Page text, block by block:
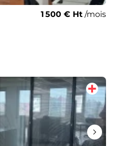
1 500 € Ht /mois